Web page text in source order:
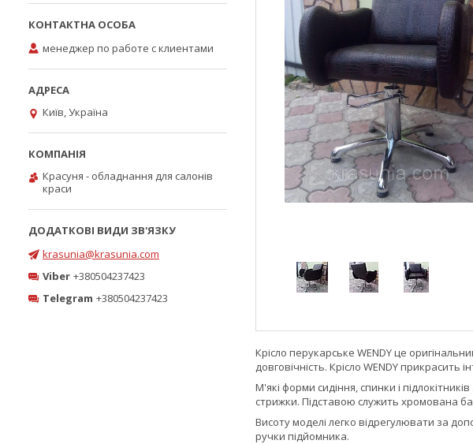
Крісло перукарське WENDY це
довговічність. Крісло WENDY прикрасить
М'які форми сидіння, спинки і
стрижки. Підставою служить хромована
Висоту моделі легко відрегулювати за
ручки підйомника.
менеджер по работе с клиентами
Київ, Україна
Красуня - обладнання для салонів
краси
krasunia@krasunia.com
Viber +380504237423
Telegram +380504237423